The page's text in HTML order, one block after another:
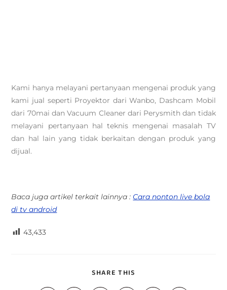
Kami hanya melayani pertanyaan mengenai produk yang
kami jual seperti Proyektor dari Wanbo, Dashcam Mobil
dari 70mai dan Vacuum Cleaner dari Perysmith dan tidak
melayani pertanyaan hal teknis mengenai masalah TV
dan hal lain yang tidak berkaitan dengan produk yang
dijual.
Baca juga artikel terkait lainnya : Cara nonton live bola
di tv android
43,433
SHARE THIS